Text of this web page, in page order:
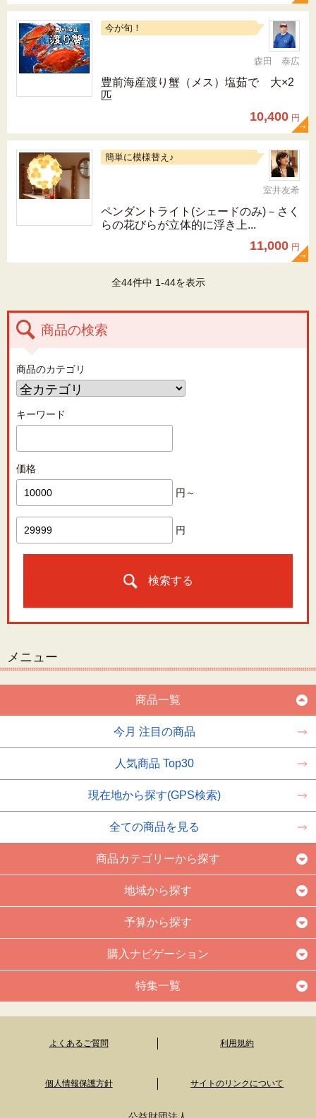
今が旬！
森田 泰広
豊前海産渡り蟹（メス）塩茹で 大×2
匹
10,400 円
簡単に模様替え♪
室井友希
ペンダントライト(シェードのみ)－さく
らの花びらが立体的に浮き上...
11,000 円
全44件中 1-44を表示
商品の検索
商品のカテゴリ
キーワード
価格
円～
円
検索する
メニュー
商品一覧
今月 注目の商品
人気商品 Top30
現在地から探す(GPS検索)
全ての商品を見る
商品カテゴリーから探す
地域から探す
予算から探す
購入ナビゲーション
特集一覧
よくあるご質問 利用規約
個人情報保護方針 サイトのリンクについて